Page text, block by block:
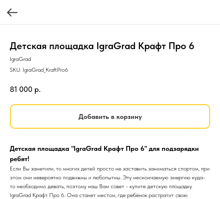
Детская площадка IgraGrad Крафт Про 6
IgraGrad
SKU: IgraGrad_KraftPro6
81 000 р.
Добавить в корзину
Детская площадка "IgraGrad Крафт Про 6" для подзарядки
ребят!
Если Вы заметили, то многих детей просто не заставить заниматься спортом, при
этом они невероятно подвижны и любопытны. Эту нескончаемую энергию куда-
то необходимо девать, поэтому наш Вам совет - купите детскую площадку
IgraGrad Крафт Про 6. Она станет местом, где ребёнок растратит свою